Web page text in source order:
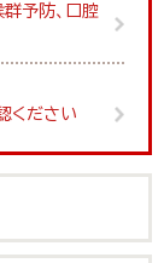
群予防、口腔
ください